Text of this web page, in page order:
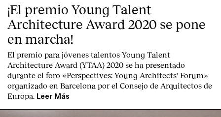
¡El premio Young Talent
Architecture Award 2020 se pone
en marcha!
El premio para jóvenes talentos Young Talent
Architecture Award (YTAA) 2020 se ha presentado
durante el foro «Perspectives: Young Architects' Forum»
organizado en Barcelona por el Consejo de Arquitectos de
Europa.
Leer Más